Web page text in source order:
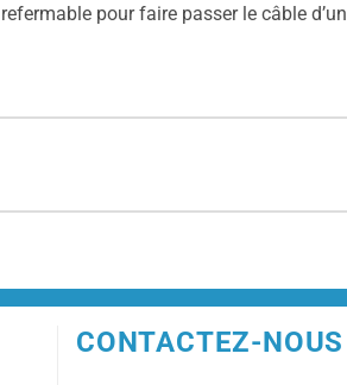
pour faire passer le câble
CONTACTEZ-NOUS